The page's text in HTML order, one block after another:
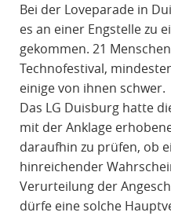
Bei der Loveparade in
es an einer Engstelle zu
gekommen. 21
Technofestival,
einige von ihnen schwer.
Das LG Duisburg hatte
mit der Anklage
daraufhin zu prüfen, ob
hinreichender
Verurteilung der
dürfe eine solche